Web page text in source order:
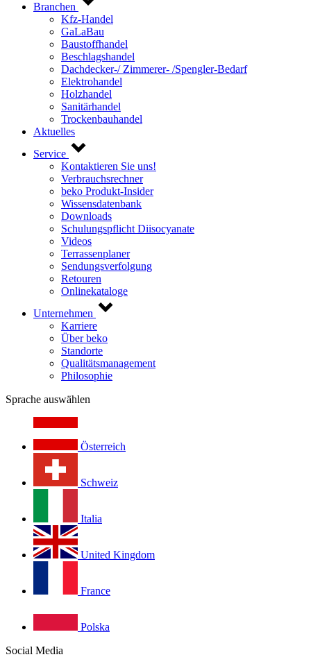
Branchen
Kfz-Handel
GaLaBau
Baustoffhandel
Beschlagshandel
Dachdecker-/ Zimmerer- /Spengler-Bedarf
Elektrohandel
Holzhandel
Sanitärhandel
Trockenbauhandel
Aktuelles
Service
Kontaktieren Sie uns!
Verbrauchsrechner
beko Produkt-Insider
Wissensdatenbank
Downloads
Schulungspflicht Diisocyanate
Videos
Terrassenplaner
Sendungsverfolgung
Retouren
Onlinekataloge
Unternehmen
Karriere
Über beko
Standorte
Qualitätsmanagement
Philosophie
Sprache auswählen
Österreich
Schweiz
Italia
United Kingdom
France
Polska
Social Media